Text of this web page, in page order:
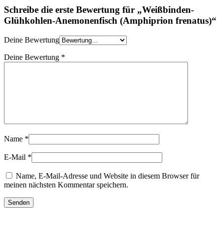
Schreibe die erste Bewertung für „Weißbinden-
Glühkohlen-Anemonenfisch (Amphiprion frenatus)“
Deine Bewertung
Deine Bewertung *
Name *
E-Mail *
Name, E-Mail-Adresse und Website in diesem Browser für
meinen nächsten Kommentar speichern.